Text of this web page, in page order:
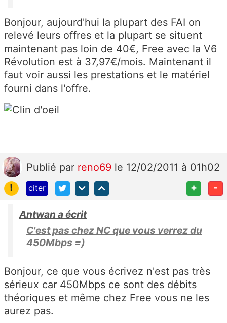
Bonjour, aujourd'hui la plupart des FAI on
relevé leurs offres et la plupart se situent
maintenant pas loin de 40€, Free avec la V6
Révolution est à 37,97€/mois. Maintenant il
faut voir aussi les prestations et le matériel
fourni dans l'offre.
Publié par reno69 le 12/02/2011 à 01h02
!
citer + -
Antwan a écrit
C'est pas chez NC que vous verrez du
450Mbps =)
Bonjour, ce que vous écrivez n'est pas très
sérieux car 450Mbps ce sont des débits
théoriques et même chez Free vous ne les
aurez pas.